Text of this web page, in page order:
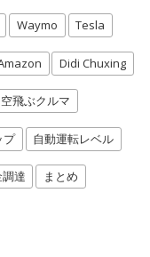
Waymo Tesla
Didi Chuxing
空飛ぶクルマ
プ 自動運転レベル
達 まとめ